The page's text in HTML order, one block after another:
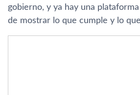
gobierno, y ya hay una
de mostrar lo que cumple y lo